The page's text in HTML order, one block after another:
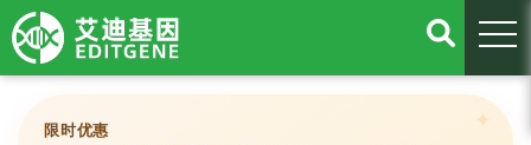
限时优惠